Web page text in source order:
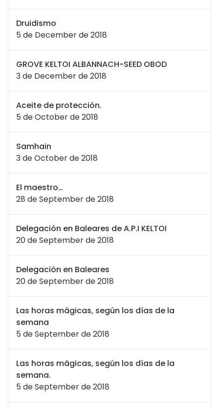
Druidismo
5 de December de 2018
GROVE KELTOI ALBANNACH-SEED OBOD
3 de December de 2018
Aceite de protección.
5 de October de 2018
Samhain
3 de October de 2018
El maestro…
28 de September de 2018
Delegación en Baleares de A.P.I KELTOI
20 de September de 2018
Delegación en Baleares
20 de September de 2018
Las horas mágicas, según los días de la
semana
5 de September de 2018
Las horas mágicas, según los días de la
semana.
5 de September de 2018